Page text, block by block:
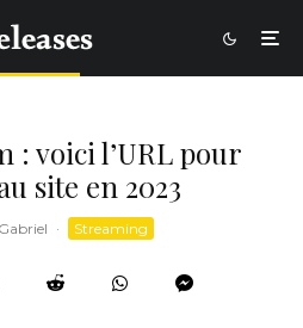
: voici l’URL pour
site en 2023
· Streaming